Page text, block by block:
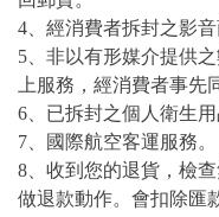
4、經消費者拆封之影音
5、非以有形媒介提供
上服務，經消費者事先
6、已拆封之個人衛生用
7、國際航空客運服務。
8、收到您的退貨，檢
做退款動作。會扣除匯